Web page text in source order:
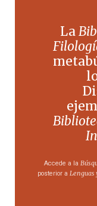
La
Accede a la
posterior a Lenguas